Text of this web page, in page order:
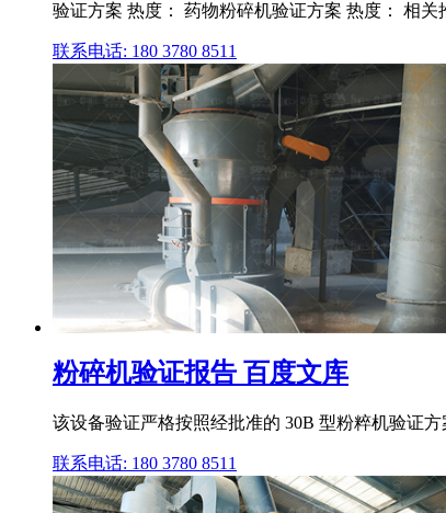
验证方案 热度： 药物粉碎机验证方案 热度： 相关
联系电话: 180 3780 8511
粉碎机验证报告 百度文库
该设备验证严格按照经批准的 30B 型粉粹机验证
联系电话: 180 3780 8511